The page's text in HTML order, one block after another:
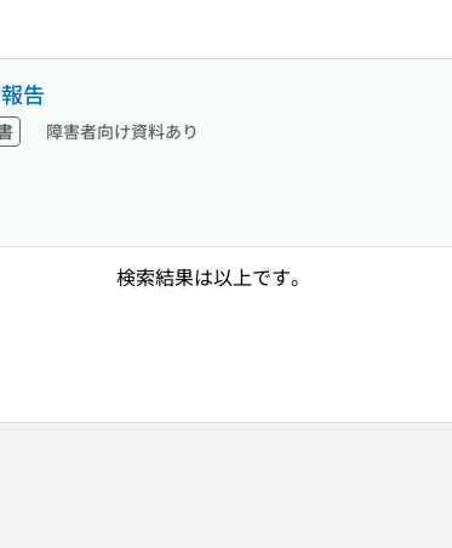
告
障害者向け資料あり
検索結果は以上です。